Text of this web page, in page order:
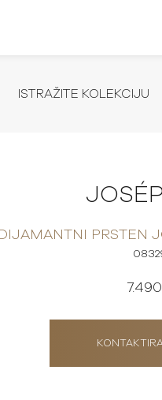
ISTRAŽITE KOLEKCIJU
DIJAMANTNI PRSTEN